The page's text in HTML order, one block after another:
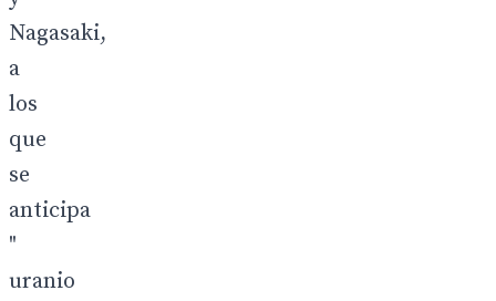
Nagasaki,
a
los
que
se
anticipa
"
uranio